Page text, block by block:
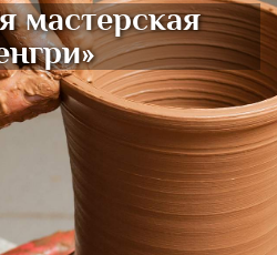
мастерская